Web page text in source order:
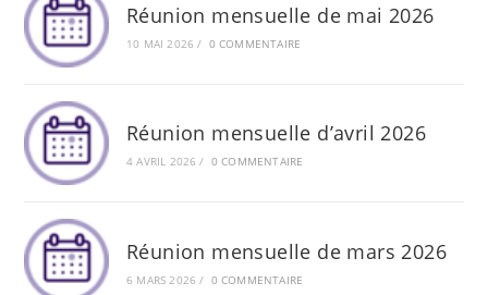
Réunion mensuelle de mai 2026
10 MAI 2026 / 0 COMMENTAIRE
Réunion mensuelle d’avril 2026
4 AVRIL 2026 / 0 COMMENTAIRE
Réunion mensuelle de mars 2026
6 MARS 2026 / 0 COMMENTAIRE